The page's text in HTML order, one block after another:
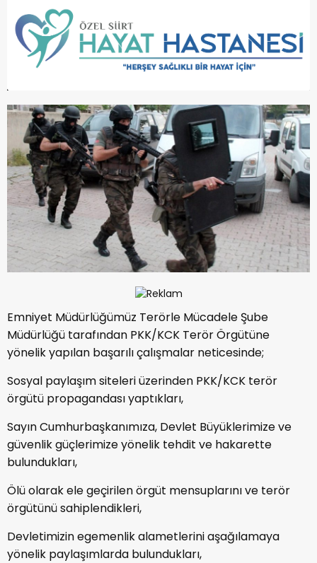
Emniyet Müdürlüğümüz Terörle Mücadele Şube
Müdürlüğü tarafından PKK/KCK Terör Örgütüne
yönelik yapılan başarılı çalışmalar neticesinde;
Sosyal paylaşım siteleri üzerinden PKK/KCK terör
örgütü propagandası yaptıkları,
Sayın Cumhurbaşkanımıza, Devlet Büyüklerimize ve
güvenlik güçlerimize yönelik tehdit ve hakarette
bulundukları,
Ölü olarak ele geçirilen örgüt mensuplarını ve terör
örgütünü sahiplendikleri,
Devletimizin egemenlik alametlerini aşağılamaya
yönelik paylaşımlarda bulundukları,